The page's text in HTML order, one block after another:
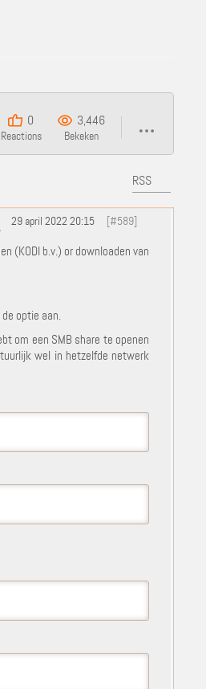
0
Reactions
3,446
Bekeken
RSS
29 april 2022 20:15 [#589]
(KODI b.v.) or downloaden van
optie aan.
om een SMB share te openen
wel in hetzelfde netwerk